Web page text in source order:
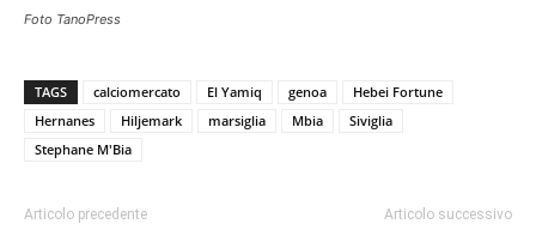
Foto TanoPress
TAGS calciomercato El Yamiq genoa
Hebei Fortune
Hernanes
Hiljemark marsiglia Mbia
Siviglia
Stephane M'Bia
Articolo precedente Articolo successivo